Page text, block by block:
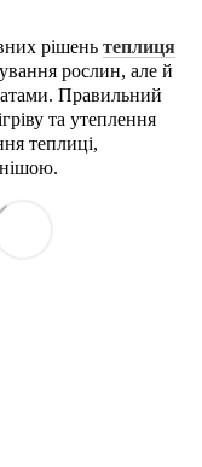
рішень теплиця
рослин, але й
Правильний
та утеплення
теплиці,